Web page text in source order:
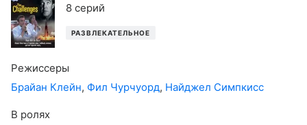
8 серий
РАЗВЛЕКАТЕЛЬНОЕ
Режиссеры
Брайан Клейн, Фил Чурчуорд, Найджел Симпкисс
В ролях